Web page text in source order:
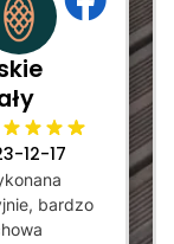
12-17
bardzo